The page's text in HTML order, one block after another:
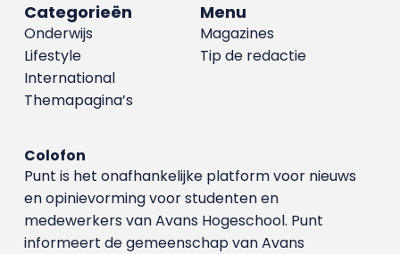
Menu
Magazines
Tip de redactie
Categorieën
Onderwijs
Lifestyle
International
Themapagina’s
Colofon
Punt is het onafhankelijke platform voor nieuws
en opinievorming voor studenten en
medewerkers van Avans Hoge­school. Punt
informeert de gemeenschap van Avans